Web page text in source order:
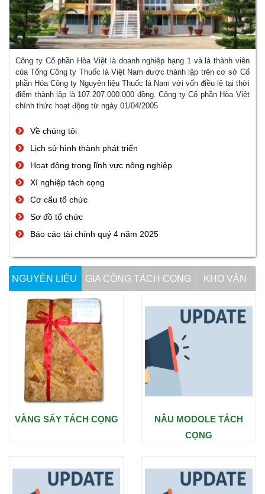
Công ty Cổ phần Hòa Việt là doanh nghiệp hạng 1 và là thành viên
của Tổng Công ty Thuốc lá Việt Nam được thành lập trên cơ sở Cổ
phần Hóa Công ty Nguyên liệu Thuốc lá Nam với vốn điều lệ tại thời
điểm thành lập là 107.207.000.000 đồng. Công ty Cổ phần Hòa Việt
chính thức hoạt động từ ngày 01/04/2005
Về chúng tôi
Lịch sử hình thành phát triển
Hoạt động trong lĩnh vực nông nghiệp
Xí nghiệp tách cọng
Cơ cấu tổ chức
Sơ đồ tổ chức
Báo cáo tài chính quý 4 năm 2025
NGUYÊN LIỆU GIA CÔNG TÁCH CỌNG KHO VẬN
VÀNG SẤY TÁCH CỌNG
NÂU MODOLE TÁCH
CỌNG